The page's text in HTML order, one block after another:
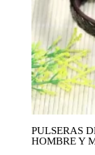
PULSERAS
HOMBRE Y